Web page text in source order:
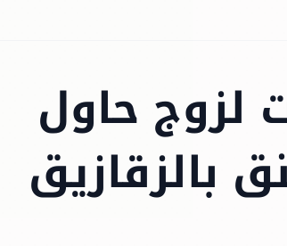
3 سنوات لزوج حاول
بالزقازيق